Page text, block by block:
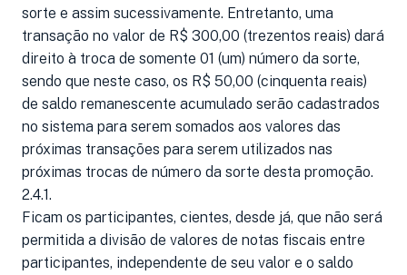
sorte e assim sucessivamente. Entretanto, uma
transação no valor de R$ 300,00 (trezentos reais) dará
direito à troca de somente 01 (um) número da sorte,
sendo que neste caso, os R$ 50,00 (cinquenta reais)
de saldo remanescente acumulado serão cadastrados
no sistema para serem somados aos valores das
próximas transações para serem utilizados nas
próximas trocas de número da sorte desta promoção.
2.4.1.
Ficam os participantes, cientes, desde já, que não será
permitida a divisão de valores de notas fiscais entre
participantes, independente de seu valor e o saldo